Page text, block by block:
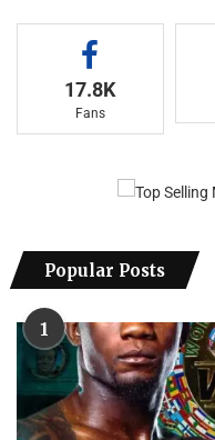
17.8K
Fans
Popular Posts
1